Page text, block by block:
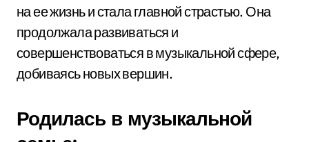
на ее жизнь и стала главной страстью. Она
продолжала развиваться и
совершенствоваться в музыкальной сфере,
добиваясь новых вершин.
Родилась в музыкальной